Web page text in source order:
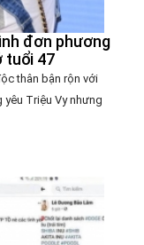
đơn phương
tuổi 47
thân bận rộn với
Triệu Vy nhưng